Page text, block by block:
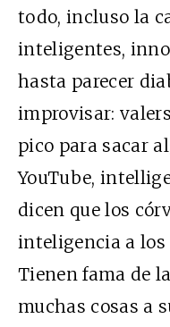
todo, incluso la
inteligentes,
hasta parecer
improvisar:
pico para sacar
YouTube,
dicen que los
inteligencia a los
Tienen fama de
muchas cosas a